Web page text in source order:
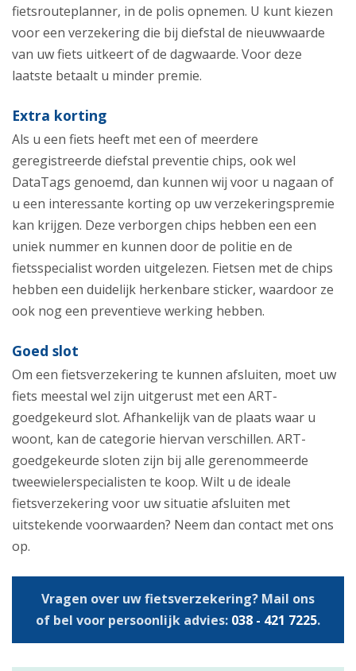
fietsrouteplanner, in de polis opnemen. U kunt kiezen
voor een verzekering die bij diefstal de nieuwwaarde
van uw fiets uitkeert of de dagwaarde. Voor deze
laatste betaalt u minder premie.
Extra korting
Als u een fiets heeft met een of meerdere
geregistreerde diefstal preventie chips, ook wel
DataTags genoemd, dan kunnen wij voor u nagaan of
u een interessante korting op uw verzekeringspremie
kan krijgen. Deze verborgen chips hebben een een
uniek nummer en kunnen door de politie en de
fietsspecialist worden uitgelezen. Fietsen met de chips
hebben een duidelijk herkenbare sticker, waardoor ze
ook nog een preventieve werking hebben.
Goed slot
Om een fietsverzekering te kunnen afsluiten, moet uw
fiets meestal wel zijn uitgerust met een ART-
goedgekeurd slot. Afhankelijk van de plaats waar u
woont, kan de categorie hiervan verschillen. ART-
goedgekeurde sloten zijn bij alle gerenommeerde
tweewielerspecialisten te koop. Wilt u de ideale
fietsverzekering voor uw situatie afsluiten met
uitstekende voorwaarden? Neem dan contact met ons
op.
Vragen over uw fietsverzekering? Mail ons
of bel voor persoonlijk advies: 038 - 421 7225.